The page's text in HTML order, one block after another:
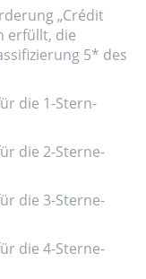
„Crédit
erfüllt, die
5* des
die 1-Stern-
die 2-Sterne-
die 3-Sterne-
die 4-Sterne-